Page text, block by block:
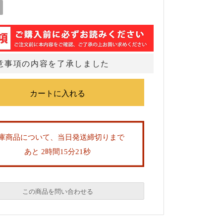
事項の内容を了承しました
商品について、当日発送締切りまで
あと 2時間15分20秒
この商品を問い合わせる